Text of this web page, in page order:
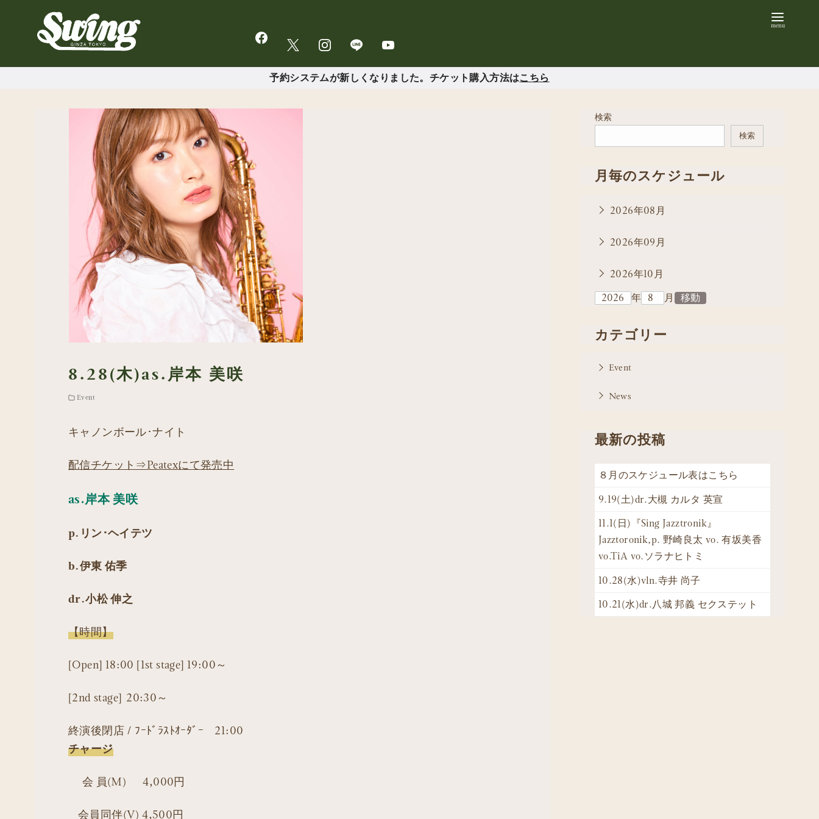
予約システムが新しくなりました。チケット購入方法はこちら
8.28(木)as.岸本 美咲
Event
キャノンボール･ナイト
配信チケット⇒Peatexにて発売中
as.岸本 美咲
p.リン･ヘイテツ
b.伊東 佑季
dr.小松 伸之
【時間】
[Open] 18:00 [1st stage] 19:00～
[2nd stage] 20:30～
終演後閉店 / ﾌｰﾄﾞﾗｽﾄｵｰﾀﾞｰ 21:00
チャージ
会 員(M) 4,000円
会員同伴(V) 4,500円
検索
検索
月毎のスケジュール
2026年08月
2026年09月
2026年10月
年
月
カテゴリー
Event
News
最新の投稿
８月のスケジュール表はこちら
9.19(土)dr.大槻 カルタ 英宣
11.1(日)『Sing Jazztronik』
Jazztoronik,p. 野崎良太 vo. 有坂美香
vo.TiA vo.ソラナヒトミ
10.28(水)vln.寺井 尚子
10.21(水)dr.八城 邦義 セクステット